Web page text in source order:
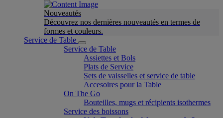
Nouveautés
Découvrez nos dernières nouveautés en termes de
formes et couleurs.
Service de Table
Service de Table
Assiettes et Bols
Plats de Service
Sets de vaisselles et service de table
Accesoires pour la Table
On The Go
Bouteilles, mugs et récipients isothermes
Service des boissons